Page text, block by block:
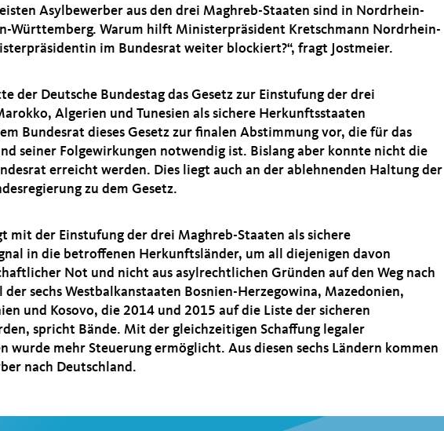
Asylbewerber aus den drei Maghreb-Staaten sind in Nordrhein-
Württemberg. Warum hilft Ministerpräsident Kretschmann Nordrhein-
im Bundesrat weiter blockiert?“, fragt Jostmeier.
der Deutsche Bundestag das Gesetz zur Einstufung der drei
Algerien und Tunesien als sichere Herkunftsstaaten
Bundesrat dieses Gesetz zur finalen Abstimmung vor, die für das
seiner Folgewirkungen notwendig ist. Bislang aber konnte nicht die
erreicht werden. Dies liegt auch an der ablehnenden Haltung der
zu dem Gesetz.
mit der Einstufung der drei Maghreb-Staaten als sichere
in die betroffenen Herkunftsländer, um all diejenigen davon
Not und nicht aus asylrechtlichen Gründen auf den Weg nach
der sechs Westbalkanstaaten Bosnien-Herzegowina, Mazedonien,
und Kosovo, die 2014 und 2015 auf die Liste der sicheren
spricht Bände. Mit der gleichzeitigen Schaffung legaler
wurde mehr Steuerung ermöglicht. Aus diesen sechs Ländern kommen
nach Deutschland.